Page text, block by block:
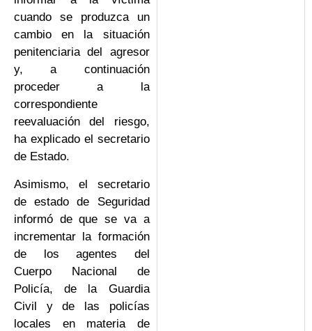
cuando se produzca un
cambio en la situación
penitenciaria del agresor
y, a continuación
proceder a la
correspondiente
reevaluación del riesgo,
ha explicado el secretario
de Estado.
Asimismo, el secretario
de estado de Seguridad
informó de que se va a
incrementar la formación
de los agentes del
Cuerpo Nacional de
Policía, de la Guardia
Civil y de las policías
locales en materia de